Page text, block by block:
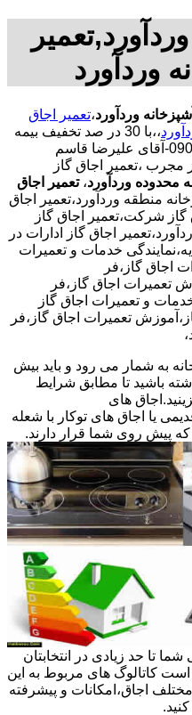
وردآورد
وردآورد،تعمیر اجاق
،،با
30 در صد تخفیف بیمه
رایگان،09378663156-09044838064-آقای علیرضا قاسم
مجرب ،تعمیر اجاق گاز
محدوده وردآورد، تعمیر اجاق
منطقه وردآورد،تعمیر اجاق
گاز شرکت،تعمیر اجاق گاز
اجاق گاز ادارات در
خدمات و تعمیرات
اجاق گاز،فر
تعمیرات اجاق گاز،فر
و تعمیرات اجاق گاز
تعمیرات اجاق گاز،فر
به شمار می رود و باید بیش
باشید تا مطابق شرایط
های
یا اجاق های توکار با شعله
که پیش روی شما قرار دارند.
تا حد زیادی در انتخابتان
است کاتالوگ های مربوط به این
اجاق،امکانات و پیشرفته